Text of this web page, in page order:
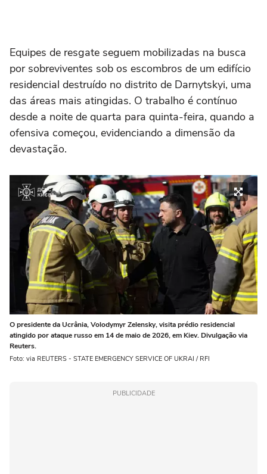
Equipes de resgate seguem mobilizadas na busca
por sobreviventes sob os escombros de um edifício
residencial destruído no distrito de Darnytskyi, uma
das áreas mais atingidas. O trabalho é contínuo
desde a noite de quarta para quinta-feira, quando a
ofensiva começou, evidenciando a dimensão da
devastação.
O presidente da Ucrânia, Volodymyr Zelensky, visita prédio residencial
atingido por ataque russo em 14 de maio de 2026, em Kiev. Divulgação via
Reuters.
Foto: via REUTERS - STATE EMERGENCY SERVICE OF UKRAI / RFI
PUBLICIDADE